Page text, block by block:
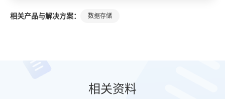
相关产品与解决方案： 数据存储
相关资料